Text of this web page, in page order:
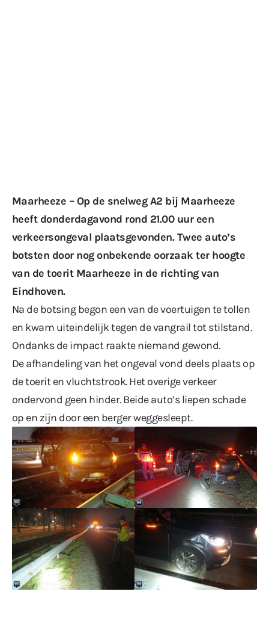
Maarheeze – Op de snelweg A2 bij Maarheeze
heeft donderdagavond rond 21.00 uur een
verkeersongeval plaatsgevonden. Twee auto’s
botsten door nog onbekende oorzaak ter hoogte
van de toerit Maarheeze in de richting van
Eindhoven.
Na de botsing begon een van de voertuigen te tollen
en kwam uiteindelijk tegen de vangrail tot stilstand.
Ondanks de impact raakte niemand gewond.
De afhandeling van het ongeval vond deels plaats op
de toerit en vluchtstrook. Het overige verkeer
ondervond geen hinder. Beide auto’s liepen schade
op en zijn door een berger weggesleept.